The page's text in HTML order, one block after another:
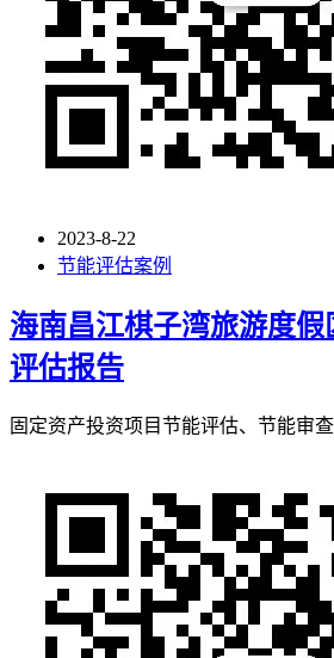
2023-8-22
节能评估案例
海南昌江棋子湾旅游度假
评估报告
固定资产投资项目节能评估、节能审